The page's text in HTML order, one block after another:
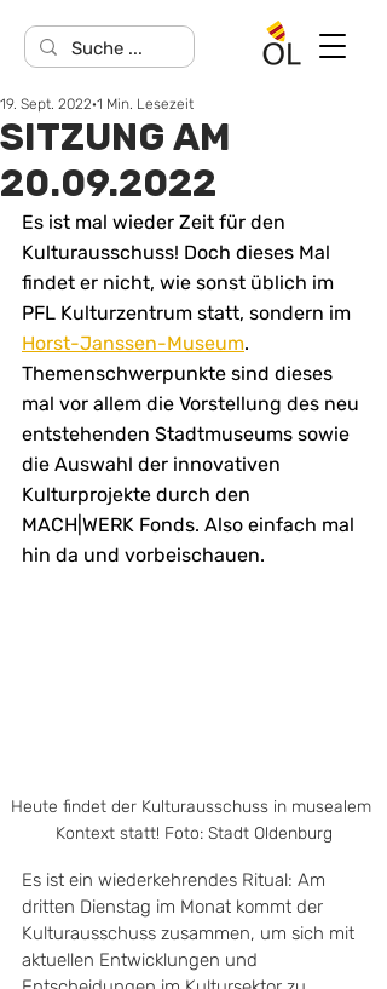
SITZUNG AM
20.09.2022
19. Sept. 2022 1 Min. Lesezeit
Es ist mal wieder Zeit für den
Kulturausschuss! Doch dieses Mal
findet er nicht, wie sonst üblich im
PFL Kulturzentrum statt, sondern im
Horst-Janssen-Museum.
Themenschwerpunkte sind dieses
mal vor allem die Vorstellung des neu
entstehenden Stadtmuseums sowie
die Auswahl der innovativen
Kulturprojekte durch den
MACH|WERK Fonds. Also einfach mal
hin da und vorbeischauen.
Heute findet der Kulturausschuss in musealem
Kontext statt! Foto: Stadt Oldenburg
Es ist ein wiederkehrendes Ritual: Am
dritten Dienstag im Monat kommt der
Kulturausschuss zusammen, um sich mit
aktuellen Entwicklungen und